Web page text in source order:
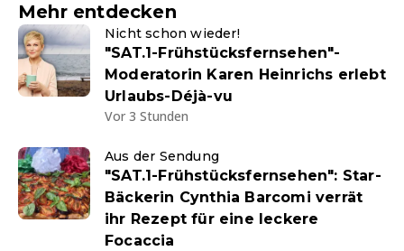
Mehr entdecken
Nicht schon wieder!
"SAT.1-Frühstücksfernsehen"-
Moderatorin Karen Heinrichs erlebt
Urlaubs-Déjà-vu
Vor 3 Stunden
Aus der Sendung
"SAT.1-Frühstücksfernsehen": Star-
Bäckerin Cynthia Barcomi verrät
ihr Rezept für eine leckere
Focaccia